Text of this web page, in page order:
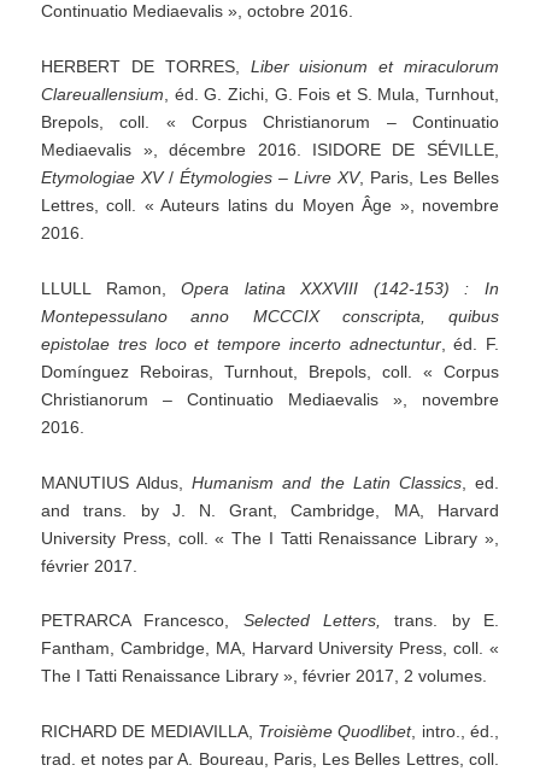
Continuatio Mediaevalis », octobre 2016.
HERBERT DE TORRES, Liber uisionum et miraculorum
Clareuallensium , éd. G. Zichi, G. Fois et S. Mula, Turnhout,
Brepols, coll. « Corpus Christianorum – Continuatio
Mediaevalis », décembre 2016. ISIDORE DE SÉVILLE,
Etymologiae XV/Étymologies – Livre XV, Paris, Les Belles
Lettres, coll. « Auteurs latins du Moyen Âge », novembre
2016.
LLULL Ramon,Opera latina XXXVIII (142-153) :
In
Montepessulano
anno MCCCIX conscripta,
quibus
epistolae tres loco et tempore incerto adnectuntur, éd. F.
Domínguez Reboiras, Turnhout, Brepols, coll. « Corpus
Christianorum – Continuatio Mediaevalis », novembre
2016.
MANUTIUS Aldus,Humanism and the Latin Classics, ed.
and trans. by J. N. Grant, Cambridge, MA, Harvard
University Press, coll. « The I Tatti Renaissance Library »,
février 2017.
PETRARCA Francesco, Selected Letters, trans. by E.
Fantham, Cambridge, MA, Harvard University Press, coll. «
The I Tatti Renaissance Library », février 2017, 2 volumes.
RICHARD DE MEDIAVILLA, Troisième Quodlibet, intro., éd.,
trad. et notes par A. Boureau, Paris, Les Belles Lettres, coll.